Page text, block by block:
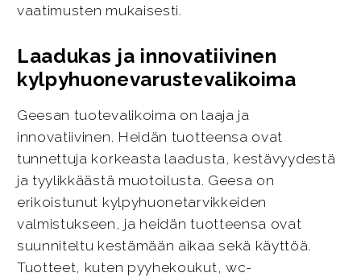
vaatimusten mukaisesti.
Laadukas ja innovatiivinen
kylpyhuonevarustevalikoima
Geesan tuotevalikoima on laaja ja
innovatiivinen. Heidän tuotteensa ovat
tunnettuja korkeasta laadusta, kestävyydestä
ja tyylikkäästä muotoilusta. Geesa on
erikoistunut kylpyhuonetarvikkeiden
valmistukseen, ja heidän tuotteensa ovat
suunniteltu kestämään aikaa sekä käyttöä.
Tuotteet, kuten pyyhekoukut, wc-